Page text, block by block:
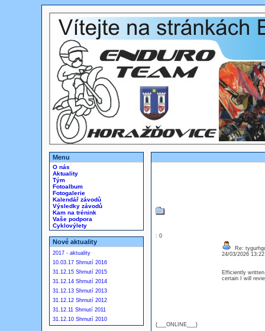
Menu
O nás
Aktuality
Tým
Fotoalbum
Fotogalerie
Kalendář závodů
Výsledky závodů
Kam na trénink
Vaše podpora
Cyklovýlety
Nové aktuality
2017 - aktuality
10.03.17 Shrnutí 2016
31.12.15 Shrnutí 2015
31.12.14 Shrnutí 2014
31.12.13 Shrnutí 2013
31.12.12 Shrnutí 2012
31.12.11 Shrnutí 2011
31.12.10 Shrnutí 2010
: 0
{___ONLINE___}
Re:
24/03/2026
Efficiently
certain I will